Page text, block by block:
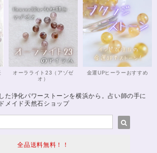
オーラライト23（アゾゼ
オ）
金運UPヒーラーおすすめ
た浄化パワーストーンを横浜から。占い師の手に
メイド天然石ショップ
全品送料無料！！